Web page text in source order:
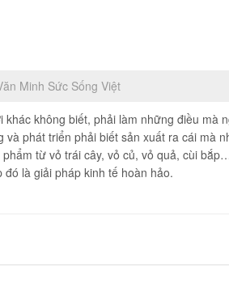
Minh Sức Sống Việt
không biết, phải làm những điều mà
phát triển phải biết sản xuất ra cái mà
từ vỏ trái cây, vỏ củ, vỏ quả, cùi
là giải pháp kinh tế hoàn hảo.